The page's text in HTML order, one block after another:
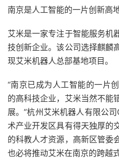
南京是人工智能的一片创新高
艾米是一家专注于智能服务机
技创新企业。该公司选择麒麟
现艾米机器人总部基地项目。
“南京已成为人工智能的一片
的高科技企业，艾米当然不能
展。”杭州艾米机器人有限公
术产业开发区具有得天独厚的
的科教人才资源，高新区管委
也必将推动艾米在南京的跨越式